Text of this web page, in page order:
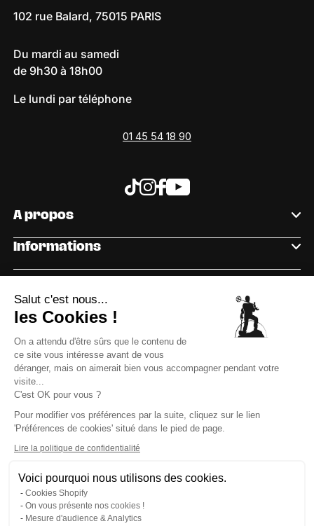
102 rue Balard, 75015 PARIS
Du mardi au samedi
de 9h30 à 18h00
Le lundi par téléphone
01 45 54 18 90
TiktokInstagram
Facebook
Youtube
A propos
Informations
INSCRIVEZ VOUS À LA NEWSLETTER
Rejoignez notre communauté et recevez nos
conseils, nouveautés et bons plans directement dans
votre boîte mail !
J’accepte la politique de confidentialité et de
recevoir les emails de la marque
Salut c'est nous...
les Cookies !
On a attendu d'être sûrs que le contenu de
ce site vous intéresse avant de vous
déranger, mais on aimerait bien vous accompagner pendant votre
visite...
C'est OK pour vous ?
Pour modifier vos préférences par la suite, cliquez sur le lien
'Préférences de cookies' situé dans le pied de page.
Lire la politique de confidentialité
Voici pourquoi nous utilisons des cookies.
Cookies Shopify
On vous présente nos cookies !
Mesure d'audience & Analytics
10€ offerts
sur ta
commande
Email